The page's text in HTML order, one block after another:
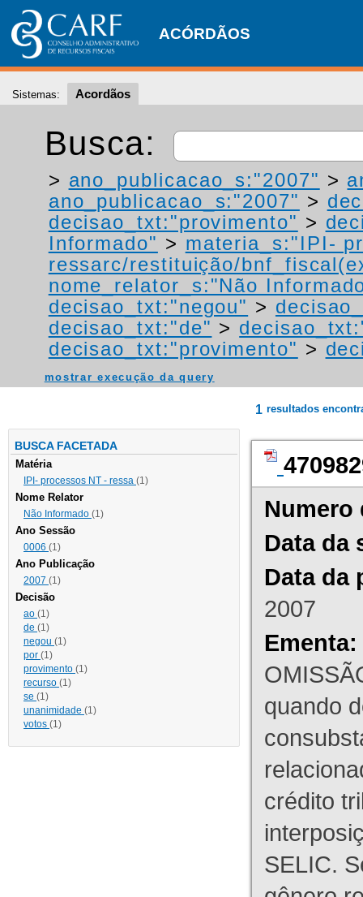
ACÓRDÃOS
Sistemas: Acordãos
Busca:
> ano_publicacao_s:"2007" >
ano_publicacao_s:"2007" >
decisao_txt:"provimento" >
Informado" > materia_s:"IPI-
ressarc/restituição/
nome_relator_s:"Não
decisao_txt:"negou" >
decisao_txt:"de" >
decisao_txt:"provimento" >
mostrar execução da query
BUSCA FACETADA
Matéria
IPI- processos NT - ressa (1)
Nome Relator
Não Informado (1)
Ano Sessão
0006 (1)
Ano Publicação
2007 (1)
Decisão
ao (1)
de (1)
negou (1)
por (1)
provimento (1)
recurso (1)
se (1)
unanimidade (1)
votos (1)
1 resultados
Numero
Data da
Data da
2007
Ementa:
quando
crédito
SELIC.